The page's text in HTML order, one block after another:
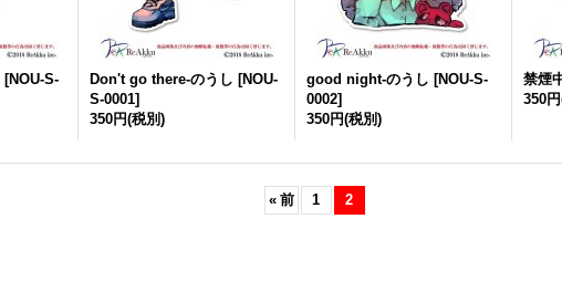
[NOU-S-
Don't go there-のうし [NOU-
S-0001]
350円(税別)
good night-のうし [NOU-S-
0002]
350円(税別)
禁煙
350円
« 前 1 2